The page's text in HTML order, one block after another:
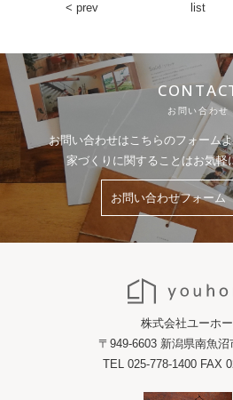
< prev list
お問い合わせ
お問い合わせはこちらのフォーム
家づくりに関することはお気軽
お問い合わせフォーム
株式会社ユーホ
〒949-6603 新潟県南魚沼
TEL 025-778-1400 FAX